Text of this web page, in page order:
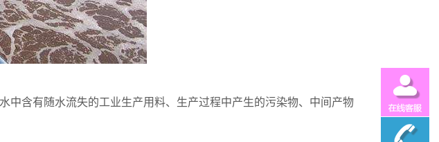
含有随水流失的工业生产用料、生产过程中产生的污染物、中间产物